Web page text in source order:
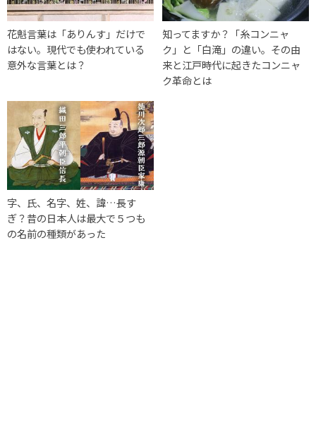
花魁言葉は「ありんす」だけで
はない。現代でも使われている
意外な言葉とは？
知ってますか？「糸コンニャ
ク」と「白滝」の違い。その由
来と江戸時代に起きたコンニャ
ク革命とは
字、氏、名字、姓、諱…長す
ぎ？昔の日本人は最大で５つも
の名前の種類があった